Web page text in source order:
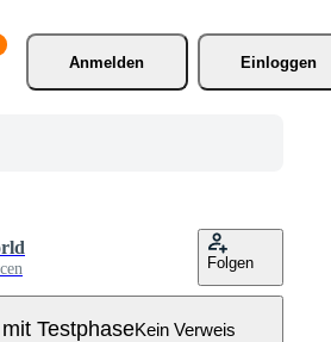
Anmelden
Einloggen
Folgen
TestphaseKein Verweis